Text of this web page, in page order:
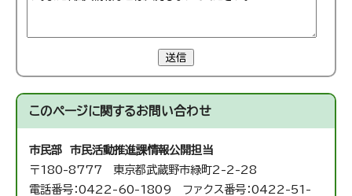
送信
このページに関するお問い合わせ
市民部 市民活動推進課情報公開担当
〒180-8777 東京都武蔵野市緑町2-2-28
電話番号：0422-60-1809 ファクス番号：0422-51-